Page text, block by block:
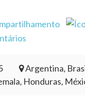
Argentina,
Honduras,